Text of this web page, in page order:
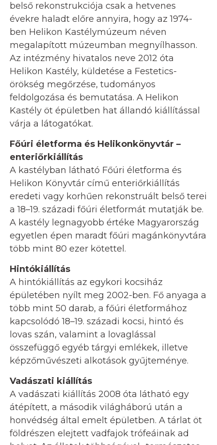
belső rekonstrukciója csak a hetvenes
évekre haladt előre annyira, hogy az 1974-
ben Helikon Kastélymúzeum néven
megalapított múzeumban megnyílhasson.
Az intézmény hivatalos neve 2012 óta
Helikon Kastély, küldetése a Festetics-
örökség megőrzése, tudományos
feldolgozása és bemutatása. A Helikon
Kastély öt épületben hat állandó kiállítással
várja a látogatókat.
Főúri életforma és Helikonkönyvtár –
enteriőrkiállítás
A kastélyban látható Főúri életforma és
Helikon Könyvtár című enteriőrkiállítás
eredeti vagy korhűen rekonstruált belső terei
a 18–19. századi főúri életformát mutatják be.
A kastély legnagyobb értéke Magyarország
egyetlen épen maradt főúri magánkönyvtára
több mint 80 ezer kötettel.
Hintókiállítás
A hintókiállítás az egykori kocsiház
épületében nyílt meg 2002-ben. Fő anyaga a
több mint 50 darab, a főúri életformához
kapcsolódó 18–19. századi kocsi, hintó és
lovas szán, valamint a lovaglással
összefüggő egyéb tárgyi emlékek, illetve
képzőművészeti alkotások gyűjteménye.
Vadászati kiállítás
A vadászati kiállítás 2008 óta látható egy
átépített, a második világháború után a
honvédség által emelt épületben. A tárlat öt
földrészen elejtett vadfajok trófeáinak ad